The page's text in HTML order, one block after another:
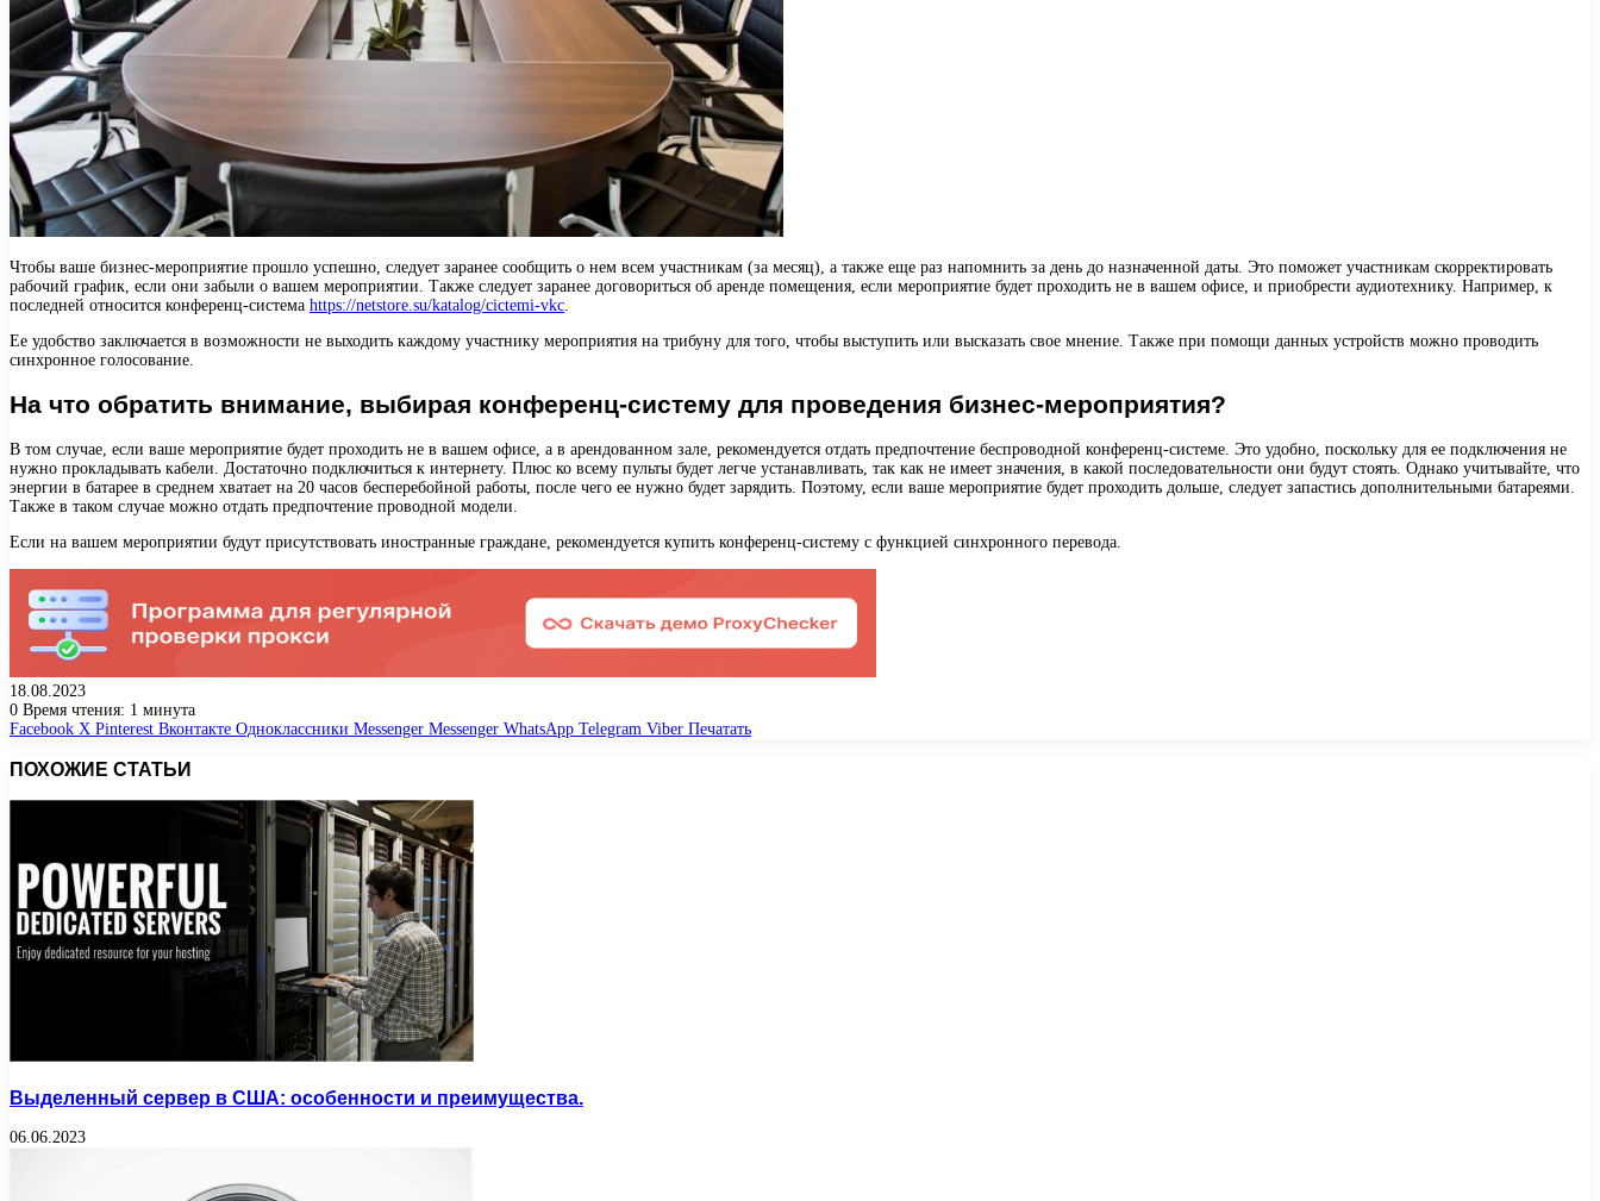
Чтобы ваше бизнес-мероприятие прошло успешно, следует заранее сообщить о нем всем участникам (за месяц), а также еще раз напомнить за день до назначенной даты. Это поможет участникам скорректировать
рабочий график, если они забыли о вашем мероприятии. Также следует заранее договориться об аренде помещения, если мероприятие будет проходить не в вашем офисе, и приобрести аудиотехнику. Например, к
последней относится конференц-система https://netstore.su/katalog/cictemi-vkc
Ее удобство заключается в возможности не выходить каждому участнику мероприятия на трибуну для того, чтобы выступить или высказать свое мнение. Также при помощи данных устройств можно проводить
синхронное голосование.
На что обратить внимание, выбирая конференц-систему для проведения бизнес-мероприятия?
В том случае, если ваше мероприятие будет проходить не в вашем офисе, а в арендованном зале, рекомендуется отдать предпочтение беспроводной конференц-системе. Это удобно, поскольку для ее подключения не
нужно прокладывать кабели. Достаточно подключиться к интернету. Плюс ко всему пульты будет легче устанавливать, так как не имеет значения, в какой последовательности они будут стоять. Однако учитывайте, что
энергии в батарее в среднем хватает на 20 часов бесперебойной работы, после чего ее нужно будет зарядить. Поэтому, если ваше мероприятие будет проходить дольше, следует запастись дополнительными батареями.
Также в таком случае можно отдать предпочтение проводной модели.
Если на вашем мероприятии будут присутствовать иностранные граждане, рекомендуется купить конференц-систему с функцией синхронного перевода.
18.08.2023
0 Время чтения: 1 минута
Facebook X Pinterest Вконтакте Одноклассники Messenger Messenger WhatsApp Telegram Viber Печатать
ПОХОЖИЕ СТАТЬИ
Выделенный сервер в США: особенности и преимущества.
06.06.2023